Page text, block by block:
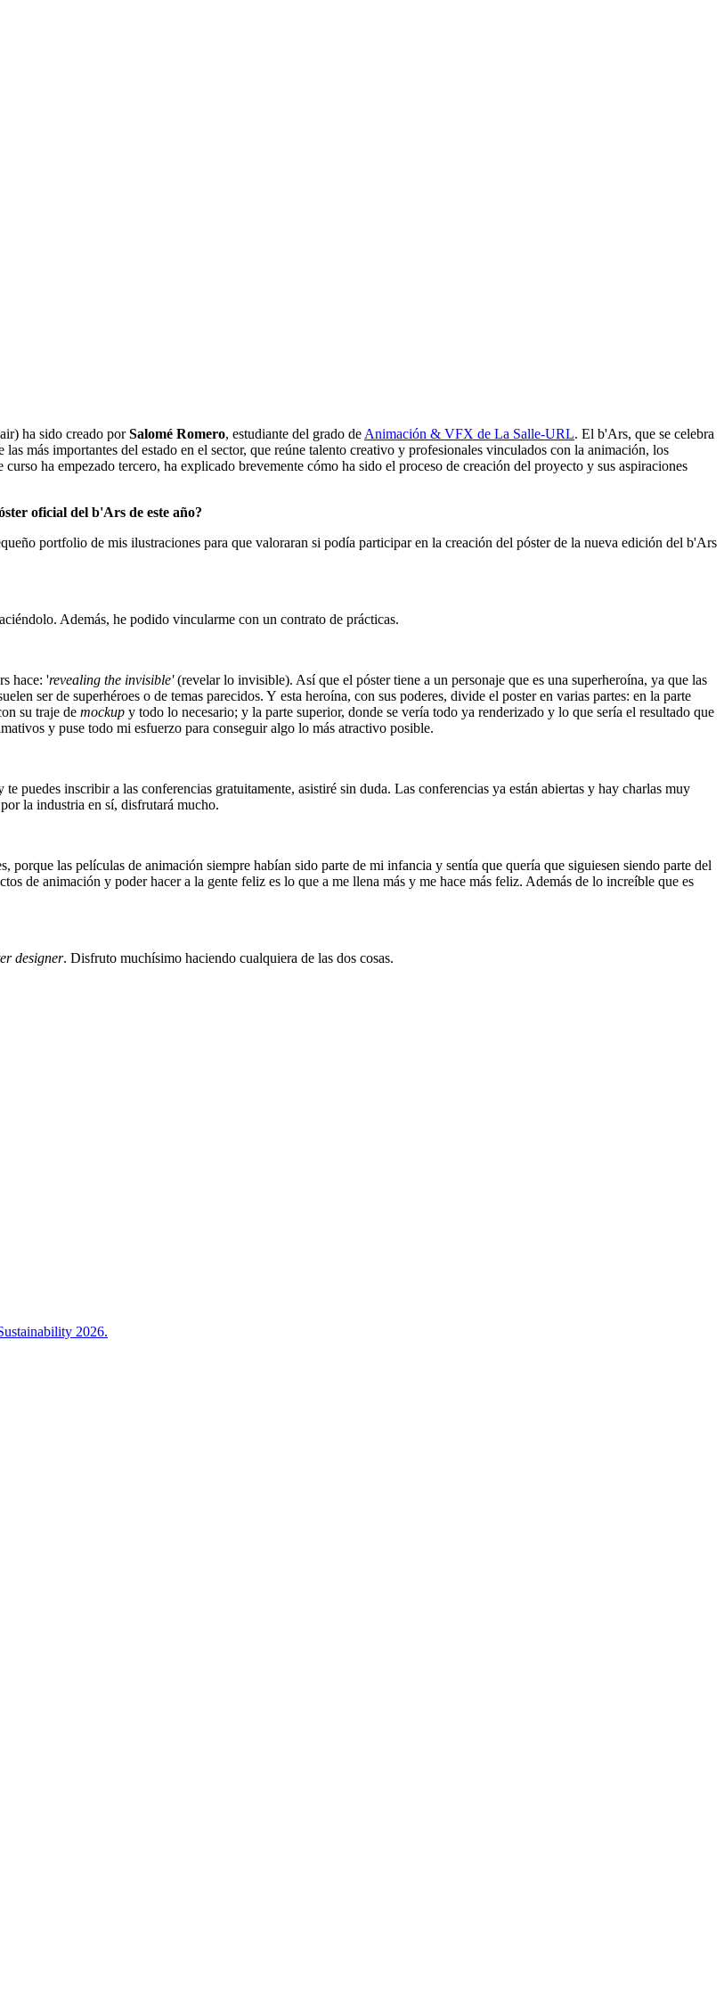
ha sido creado porSalomé Romero, estudiante del grado de Animación & VFX de La Salle-URL. El b'Ars, que se celebra
las más importantes del estado en el sector, que reúne talento creativo y profesionales vinculados con la animación, los
ha empezado tercero, ha explicado brevemente cómo ha sido el proceso de creación del proyecto y sus aspiraciones
oficial del b'Ars de este año?
portfolio de mis ilustraciones para que valoraran si podía participar en la creación del póster de la nueva edición del b'Ars
Además, he podido vincularme con un contrato de prácticas.
hace: 'revealing the invisible'(revelar lo invisible). Así que el póster tiene a un personaje que es una superheroína, ya que las
ser de superhéroes o de temas parecidos. Y esta heroína, con sus poderes, divide el poster en varias partes: en la parte
su traje de mockup y todo lo necesario; y la parte superior, donde se vería todo ya renderizado y lo que sería el resultado que
y puse todo mi esfuerzo para conseguir algo lo más atractivo posible.
puedes inscribir a las conferencias gratuitamente, asistiré sin duda. Las conferencias ya están abiertas y hay charlas muy
la industria en sí, disfrutará mucho.
las películas de animación siempre habían sido parte de mi infancia y sentía que quería que siguiesen siendo parte del
de animación y poder hacer a la gente feliz es lo que a me llena más y me hace más feliz. Además de lo increíble que es
designer. Disfruto muchísimo haciendo cualquiera de las dos cosas.
2026.